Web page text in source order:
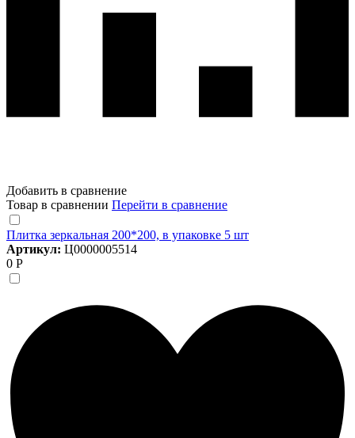
Добавить в сравнение
Товар в сравнении Перейти в сравнение
Плитка зеркальная 200*200, в упаковке 5 шт
Артикул: Ц0000005514
0 Р